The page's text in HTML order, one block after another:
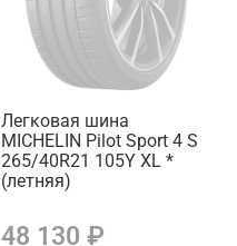
Легковая шина
MICHELIN Pilot Sport 4 S
265/40R21 105Y XL *
(летняя)
48 130 ₽